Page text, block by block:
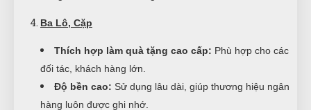
Ba Lô, Cặp
Thích hợp làm quà tặng cao cấp: Phù hợp cho các
đối tác, khách hàng lớn.
Độ bền cao: Sử dụng lâu dài, giúp thương hiệu ngân
hàng luôn được ghi nhớ.